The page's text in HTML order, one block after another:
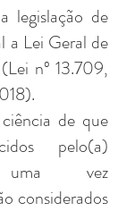
legislação de
a Lei Geral de
nº 13.709,
de que
pelo(a)
uma vez
considerados